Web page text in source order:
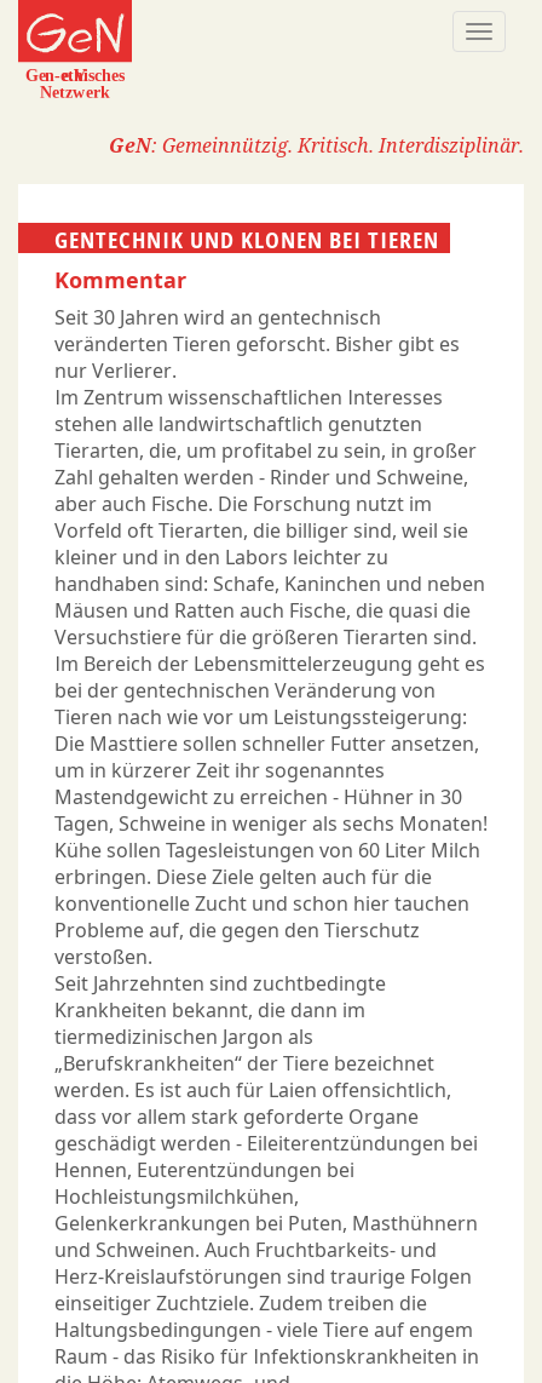
Direkt
zum
Inhalt
GeN: Gemeinnützig. Kritisch. Interdisziplinär.
GENTECHNIK UND KLONEN BEI TIEREN
Kommentar
Seit 30 Jahren wird an gentechnisch
veränderten Tieren geforscht. Bisher gibt es
nur Verlierer.
Im Zentrum wissenschaftlichen Interesses
stehen alle landwirtschaftlich genutzten
Tierarten, die, um profitabel zu sein, in großer
Zahl gehalten werden - Rinder und Schweine,
aber auch Fische. Die Forschung nutzt im
Vorfeld oft Tierarten, die billiger sind, weil sie
kleiner und in den Labors leichter zu
handhaben sind: Schafe, Kaninchen und neben
Mäusen und Ratten auch Fische, die quasi die
Versuchstiere für die größeren Tierarten sind.
Im Bereich der Lebensmittelerzeugung geht es
bei der gentechnischen Veränderung von
Tieren nach wie vor um Leistungssteigerung:
Die Masttiere sollen schneller Futter ansetzen,
um in kürzerer Zeit ihr sogenanntes
Mastendgewicht zu erreichen - Hühner in 30
Tagen, Schweine in weniger als sechs Monaten!
Kühe sollen Tagesleistungen von 60 Liter Milch
erbringen. Diese Ziele gelten auch für die
konventionelle Zucht und schon hier tauchen
Probleme auf, die gegen den Tierschutz
verstoßen.
Seit Jahrzehnten sind zuchtbedingte
Krankheiten bekannt, die dann im
tiermedizinischen Jargon als
„Berufskrankheiten“ der Tiere bezeichnet
werden. Es ist auch für Laien offensichtlich,
dass vor allem stark geforderte Organe
geschädigt werden - Eileiterentzündungen bei
Hennen, Euterentzündungen bei
Hochleistungsmilchkühen,
Gelenkerkrankungen bei Puten, Masthühnern
und Schweinen. Auch Fruchtbarkeits- und
Herz-Kreislaufstörungen sind traurige Folgen
einseitiger Zuchtziele. Zudem treiben die
Haltungsbedingungen - viele Tiere auf engem
Raum - das Risiko für Infektionskrankheiten in